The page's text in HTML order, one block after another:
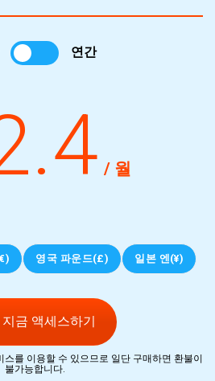
연간
/ 월
영국 파운드(£) 일본 엔(¥)
지금 액세스하기
를 이용할 수 있으므로 일단 구매하면 환불이
불가능합니다.